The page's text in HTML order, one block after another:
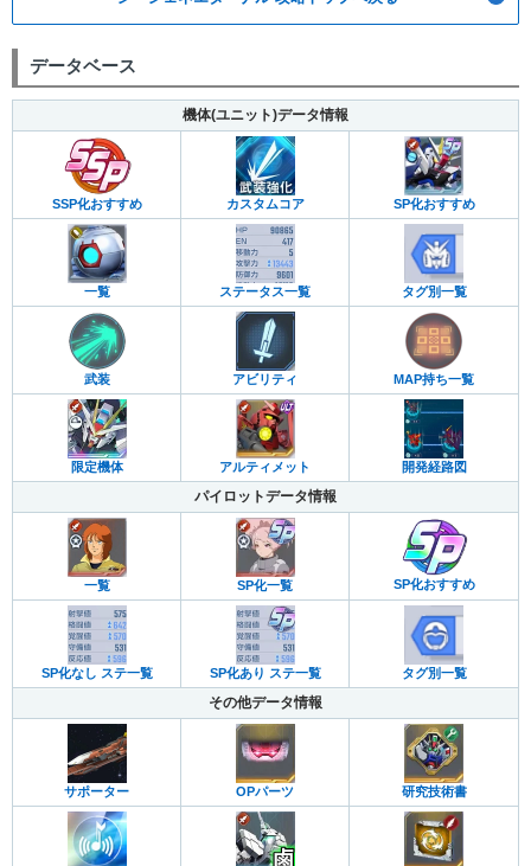
データベース
機体(ユニット)データ情報
SSP化おすすめ カスタムコア SP化おすすめ
一覧 ステータス一覧 タグ別一覧
武装 アビリティ MAP持ち一覧
限定機体 アルティメット 開発経路図
パイロットデータ情報
一覧 SP化一覧 SP化おすすめ
SP化なし ステ一覧 SP化あり ステ一覧 タグ別一覧
その他データ情報
サポーター OPパーツ 研究技術書